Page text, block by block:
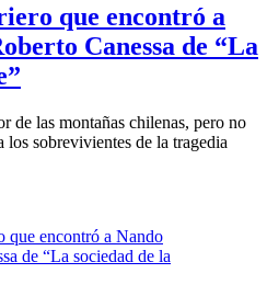
que encontró a
Canessa de “La
de las montañas chilenas, pero no
los sobrevivientes de la tragedia